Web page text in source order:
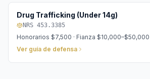
Drug Trafficking (Under 14g)
NRS 453.3385
Honorarios $7,500 · Fianza $10,000–$50,000
Ver guía de defensa